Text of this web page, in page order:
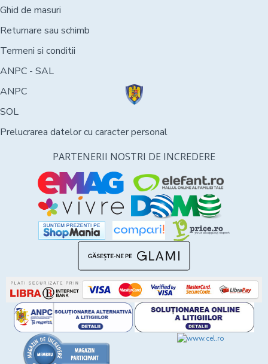
Ghid de masuri
Returnare sau schimb
Termeni si conditii
ANPC - SAL
ANPC
SOL
Prelucrarea datelor cu caracter personal
PARTENERII NOSTRI DE INCREDERE